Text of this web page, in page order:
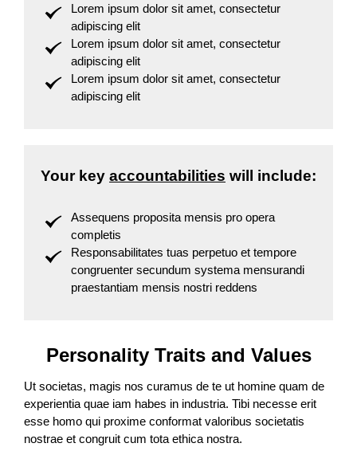
Lorem ipsum dolor sit amet, consectetur
adipiscing elit
Lorem ipsum dolor sit amet, consectetur
adipiscing elit
Lorem ipsum dolor sit amet, consectetur
adipiscing elit
Your key accountabilities will include:
Assequens proposita mensis pro opera
completis
Responsabilitates tuas perpetuo et tempore
congruenter secundum systema mensurandi
praestantiam mensis nostri reddens
Personality Traits and Values
Ut societas, magis nos curamus de te ut homine quam de
experientia quae iam habes in industria. Tibi necesse erit
esse homo qui proxime conformat valoribus societatis
nostrae et congruit cum tota ethica nostra.